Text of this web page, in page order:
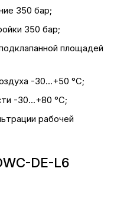
350 бар;
350 бар;
площадей
-30...+50 °C;
-30...+80 °C;
рабочей
DE-L6